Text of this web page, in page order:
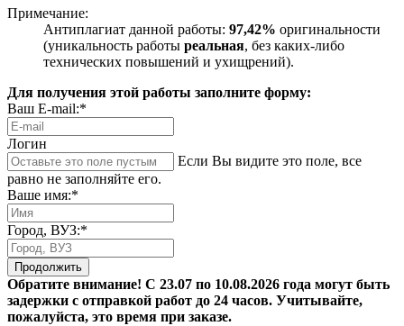
Примечание:
Антиплагиат данной работы: 97,42% оригинальности
(уникальность работы реальная, без каких-либо
технических повышений и ухищрений).
Для получения этой работы заполните форму:
Ваш E-mail:*
Логин
Если Вы видите это поле, все
равно не заполняйте его.
Ваше имя:*
Город, ВУЗ:*
Продолжить
Обратите внимание! С 23.07 по 10.08.2026 года могут быть
задержки с отправкой работ до 24 часов. Учитывайте,
пожалуйста, это время при заказе.